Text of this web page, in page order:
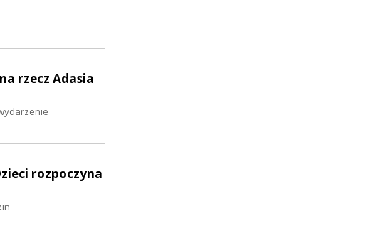
rzecz Adasia
rozpoczyna